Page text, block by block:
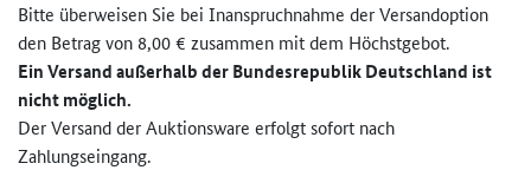
Bitte überweisen Sie bei Inanspruchnahme der Versandoption
den Betrag von 8,00 € zusammen mit dem Höchstgebot.
Ein Versand außerhalb der Bundesrepublik Deutschland ist
nicht möglich.
Der Versand der Auktionsware erfolgt sofort nach
Zahlungseingang.